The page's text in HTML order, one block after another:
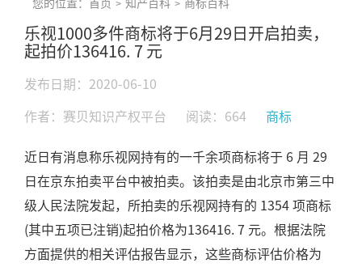
> >
乐视1000多件商标将于6月29日开启拍卖，
起拍价136416. 7 元
发布日期：2020-06-10
作者：赛贝知识产权平台
阅读：664 商标
近日有消息称乐视网持有的一千余项商标将于 6 月 29
日在京东拍卖平台中被拍卖。该拍卖是由北京市第三中
级人民法院发起，所拍卖的乐视网持有的 1354 项商标
(其中五项已注销)起拍价格为136416. 7 元。根据法院
方面提供的相关评估报告显示，这些商标评估价格为